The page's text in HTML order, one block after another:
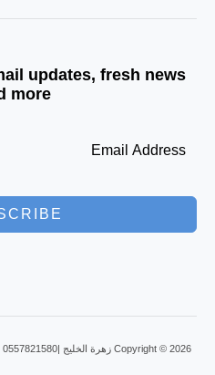
updates, fresh news
more!
Copyright © 2026 زهرة الخليج |0557821580 | Powered by زهرة الخليج |0557821580